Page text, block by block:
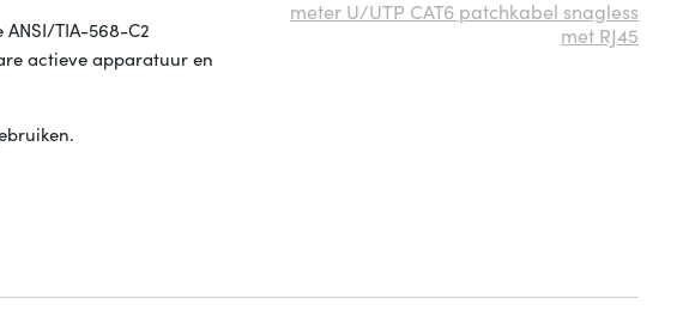
TIA-568-C2
actieve apparatuur en
meter U/UTP CAT6 patchkabel snagless
met RJ45